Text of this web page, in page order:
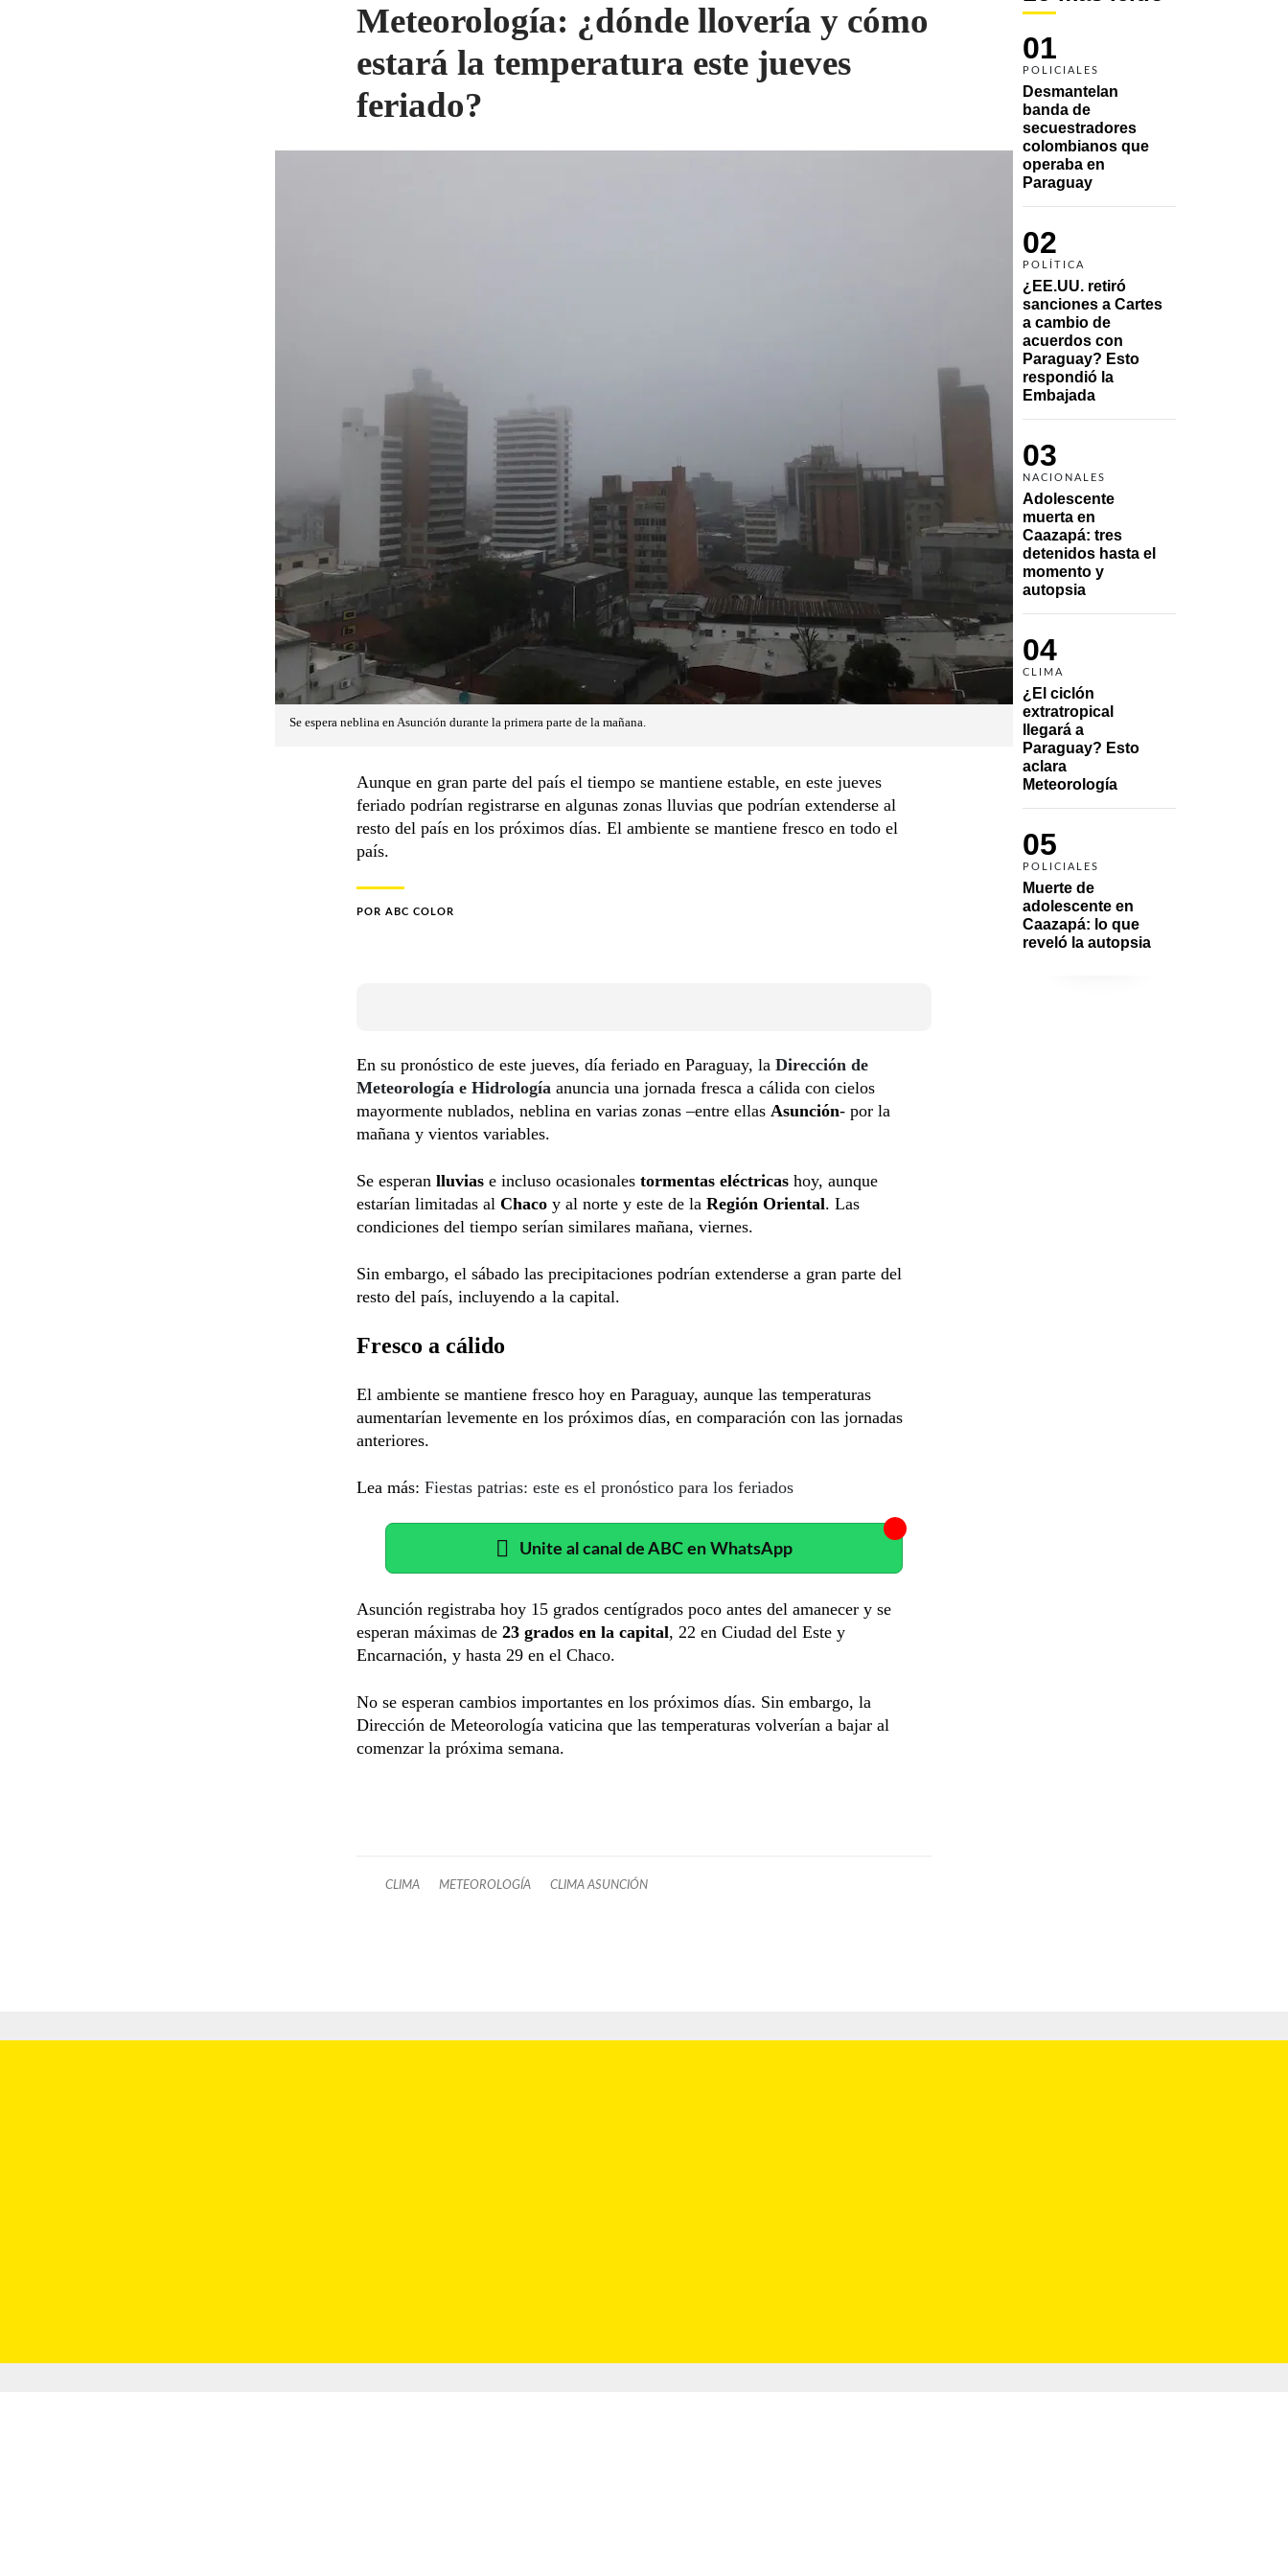
01
POLICIALES
Desmantelan
banda de
secuestradores
colombianos que
operaba en
Paraguay
02
POLÍTICA
¿EE.UU. retiró
sanciones a Cartes
a cambio de
acuerdos con
Paraguay? Esto
respondió la
Embajada
03
NACIONALES
Adolescente
muerta en
Caazapá: tres
detenidos hasta el
momento y
autopsia
04
CLIMA
¿El ciclón
extratropical
llegará a
Paraguay? Esto
aclara
Meteorología
05
POLICIALES
Muerte de
adolescente en
Caazapá: lo que
reveló la autopsia
Meteorología: ¿dónde llovería y cómo
estará la temperatura este jueves
feriado?
Se espera neblina en Asunción durante la primera parte de la mañana.
Aunque en gran parte del país el tiempo se mantiene estable, en este jueves
feriado podrían registrarse en algunas zonas lluvias que podrían extenderse al
resto del país en los próximos días. El ambiente se mantiene fresco en todo el
país.
POR ABC COLOR
En su pronóstico de este jueves, día feriado en Paraguay, la Dirección de
Meteorología e Hidrología anuncia una jornada fresca a cálida con cielos
mayormente nublados, neblina en varias zonas –entre ellas Asunción- por la
mañana y vientos variables.
Se esperan lluvias e incluso ocasionales tormentas eléctricas hoy, aunque
estarían limitadas al Chaco y al norte y este de la Región Oriental. Las
condiciones del tiempo serían similares mañana, viernes.
Sin embargo, el sábado las precipitaciones podrían extenderse a gran parte del
resto del país, incluyendo a la capital.
Fresco a cálido
El ambiente se mantiene fresco hoy en Paraguay, aunque las temperaturas
aumentarían levemente en los próximos días, en comparación con las jornadas
anteriores.
Lea más: Fiestas patrias: este es el pronóstico para los feriados
Unite al canal de ABC en WhatsApp
Asunción registraba hoy 15 grados centígrados poco antes del amanecer y se
esperan máximas de 23 grados en la capital, 22 en Ciudad del Este y
Encarnación, y hasta 29 en el Chaco.
No se esperan cambios importantes en los próximos días. Sin embargo, la
Dirección de Meteorología vaticina que las temperaturas volverían a bajar al
comenzar la próxima semana.
CLIMA METEOROLOGÍA CLIMA ASUNCIÓN